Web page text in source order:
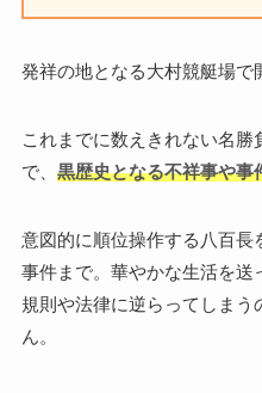
発祥の地となる大村競艇場で
これまでに数えきれない名
で、 黒歴史となる不祥事や事
意図的に順位操作する八百長
事件まで。華やかな生活を送
規則や法律に逆らってしま
ん。